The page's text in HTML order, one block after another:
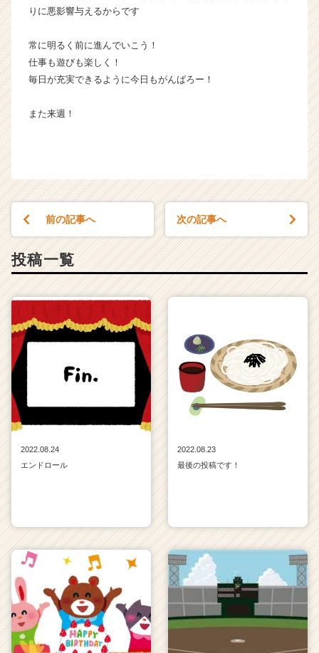
りに悪影響与えるからです
常に明るく前に進んでいこう！
仕事も遊びも楽しく！
毎日が充実できるように今日もがんばろー！
また来週！
前の記事へ 次の記事へ
投稿一覧
2022.08.24
エンドロール
2022.08.23
最後の投稿です！